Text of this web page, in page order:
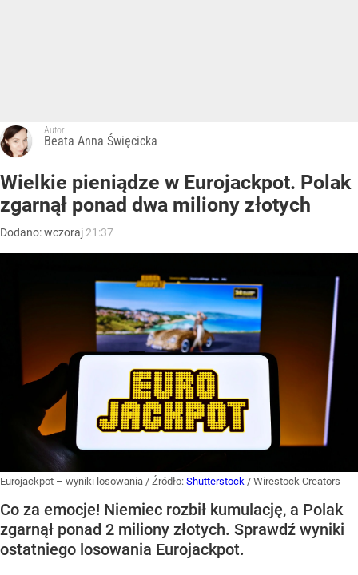
Autor:
Beata Anna Święcicka
Wielkie pieniądze w Eurojackpot. Polak
zgarnął ponad dwa miliony złotych
Dodano:wczoraj 21:37
Eurojackpot – wyniki losowania / Źródło: Shutterstock / Wirestock Creators
Co za emocje! Niemiec rozbił kumulację, a Polak
zgarnął ponad 2 miliony złotych. Sprawdź wyniki
ostatniego losowania Eurojackpot.